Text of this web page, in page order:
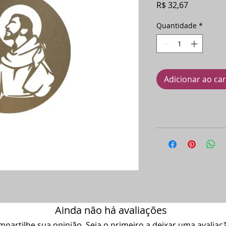
R$ 32,67Preço
Quantidade *
Adicionar ao
Ainda não há avaliações